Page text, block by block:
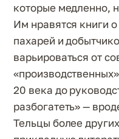
которые медленно,
Им нравятся книги
пахарей и
варьироваться от
20 века до
разбогатеть» —
Тельцы более